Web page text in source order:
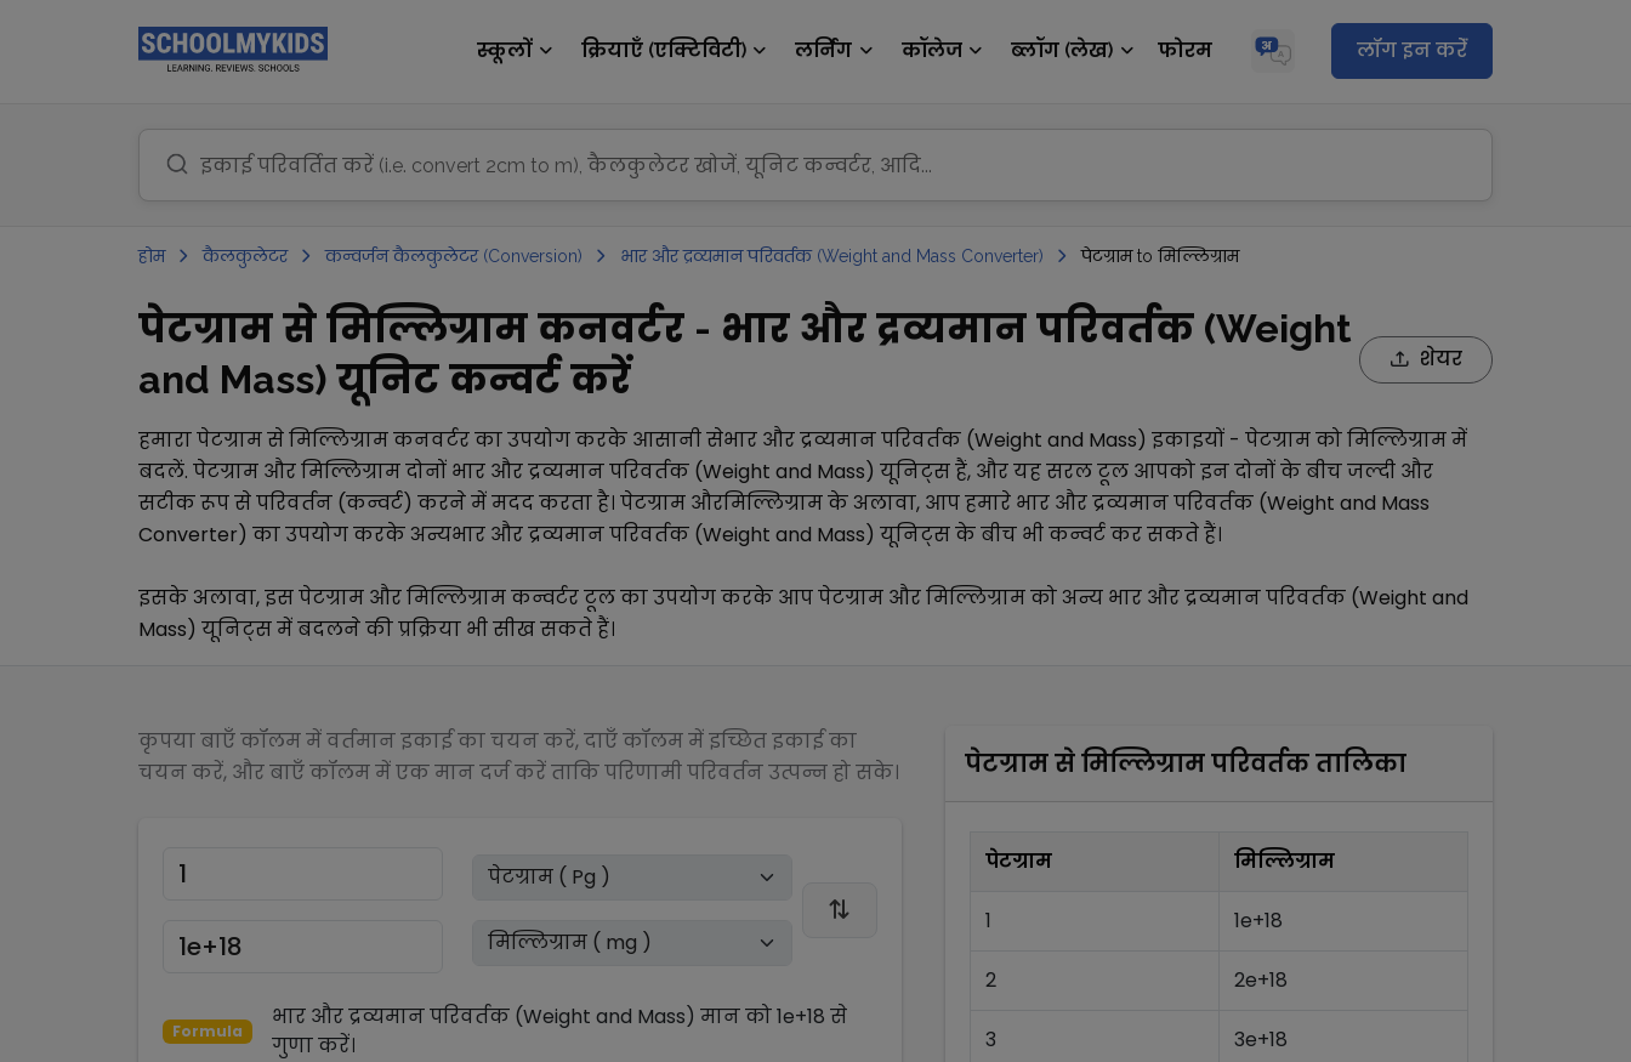
स्कूलों क्रियाएँ (एक्टिविटी) लर्निंग कॉलेज ब्लॉग (लेख) फोरम लॉग इन करेंं
होम कैलकुलेटर कन्वर्जन कैलकुलेटर (Conversion) भार और द्रव्यमान परिवर्तक (Weight and Mass Converter) पेटग्राम to मिल्लिग्राम
पेटग्राम से मिल्लिग्राम कनवर्टर - भार और द्रव्यमान परिवर्तक (Weight
and Mass) यूनिट कन्वर्ट करें
शेयर
हमारापेटग्रामसेमिल्लिग्रामकनवर्टर का उपयोग करके आसानी सेभार और द्रव्यमान परिवर्तक (Weight and Mass) इकाइयों - पेटग्रामकोमिल्लिग्राममें
बदलें. पेटग्राम औरमिल्लिग्रामदोनों भार और द्रव्यमान परिवर्तक (Weight and Mass) यूनिट्स हैं, और यह सरल टूल आपको इन दोनों के बीच जल्दी और
सटीक रूप से परिवर्तन (कन्वर्ट) करने में मदद करता है। पेटग्राम औरमिल्लिग्रामके अलावा, आप हमारे भार और द्रव्यमान परिवर्तक (Weight and Mass
Converter) का उपयोग करके अन्यभार और द्रव्यमान परिवर्तक (Weight and Mass) यूनिट्स के बीच भी कन्वर्ट कर सकते हैं।
इसके अलावा, इसपेटग्राम औरमिल्लिग्रामकन्वर्टर टूल का उपयोग करके आपपेटग्राम औरमिल्लिग्रामको अन्य भार और द्रव्यमान परिवर्तक (Weight and
Mass) यूनिट्स में बदलने की प्रक्रिया भी सीख सकते हैं।
कृपया बाएँ कॉलम में वर्तमान इकाई का चयन करें, दाएँ कॉलम में इच्छित इकाई का
चयन करें, और बाएँ कॉलम में एक मान दर्ज करें ताकि परिणामी परिवर्तन उत्पन्न हो सके।
Formula
भार और द्रव्यमान परिवर्तक (Weight and Mass) मान को1e+18 से
गुणाकरें।
पेटग्रामसेमिल्लिग्रामपरिवर्तक तालिका
पेटग्राम मिल्लिग्राम
1 1e+18
2 2e+18
3 3e+18